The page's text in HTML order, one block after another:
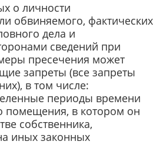
о личности
обвиняемого, фактических
дела и
сведений при
пресечения может
запреты (все запреты
в том числе:
периоды времени
помещения, в котором он
собственника,
иных законных